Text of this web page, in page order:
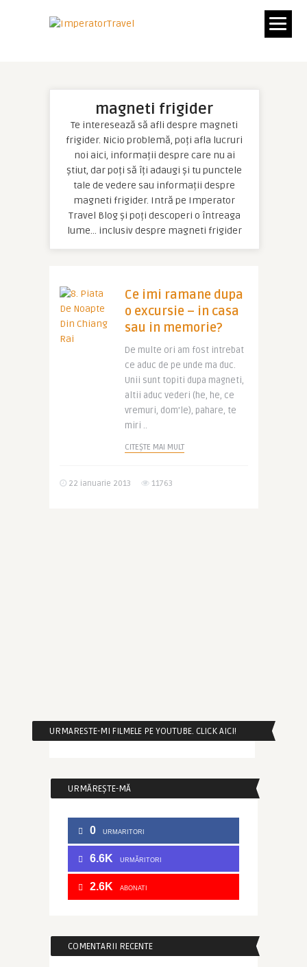
magneti frigider
Te interesează să afli despre magneti
frigider. Nicio problemă, poți afla lucruri
noi aici, informații despre care nu ai
știut, dar poți să îți adaugi și tu punctele
tale de vedere sau informații despre
magneti frigider. Intră pe Imperator
Travel Blog și poți descoperi o întreaga
lume… inclusiv despre magneti frigider
Ce imi ramane dupa
o excursie – in casa
sau in memorie?
De multe ori am fost intrebat
ce aduc de pe unde ma duc.
Unii sunt topiti dupa magneti,
altii aduc vederi (he, he, ce
vremuri, dom’le), pahare, te
miri ..
CITEȘTE MAI MULT
22 ianuarie 2013 11763
URMARESTE-MI FILMELE PE YOUTUBE. CLICK AICI!
URMĂREȘTE-MĂ
0 URMARITORI
6.6K URMĂRITORI
2.6K ABONATI
COMENTARII RECENTE